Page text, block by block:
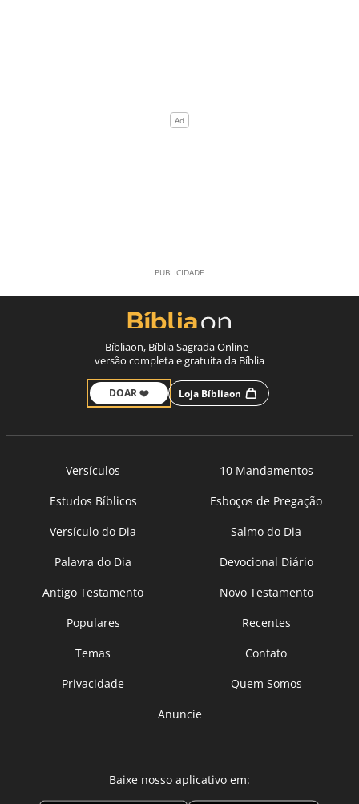
Bíbliaon, Bíblia Sagrada Online -
versão completa e gratuita da Bíblia
DOAR ❤️ Loja Bíbliaon
Versículos
10 Mandamentos
Estudos Bíblicos
Esboços de Pregação
Versículo do Dia
Salmo do Dia
Palavra do Dia
Devocional Diário
Antigo Testamento
Novo Testamento
Populares
Recentes
Temas
Contato
Privacidade
Quem Somos
Anuncie
Baixe nosso aplicativo em: